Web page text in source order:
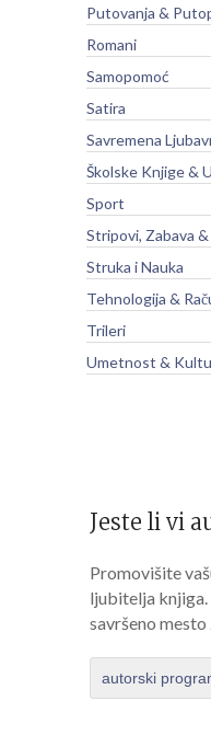
Putovanja &
Romani
Samopomoć
Satira
Savremena
Školske Knjige &
Sport
Stripovi, Zabava
Struka i Nauka
Tehnologija &
Trileri
Umetnost &
Jeste li vi
Promovišite
ljubitelja knjiga.
savršeno mesto
autorski